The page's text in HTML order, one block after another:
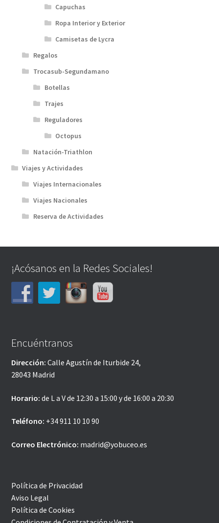
Capuchas
Ropa Interior y Exterior
Camisetas de Lycra
Regalos
Trocasub-Segundamano
Botellas
Trajes
Reguladores
Octopus
Natación-Triathlon
Viajes y Actividades
Viajes Internacionales
Viajes Nacionales
Reserva de Actividades
¡Acósanos en la Redes Sociales!
Encuéntranos
Dirección: Calle Agustín de Iturbide 24,
28043 Madrid
Horario: de L a V de 12:30 a 15:00 y de 16:00 a 20:30
Teléfono: +34 911 10 10 90
Correo Electrónico: madrid@yobuceo.es
Política de Privacidad
Aviso Legal
Política de Cookies